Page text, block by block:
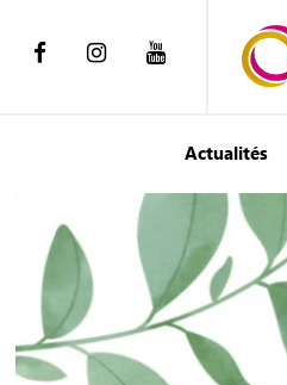
Actualités